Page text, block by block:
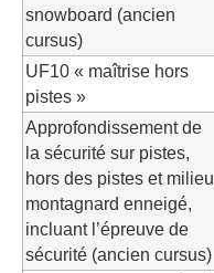
snowboard (ancien
cursus)
UF10 « maîtrise hors
pistes »
Approfondissement de
la sécurité sur pistes,
hors des pistes et milieu
montagnard enneigé,
incluant l’épreuve de
sécurité (ancien cursus)